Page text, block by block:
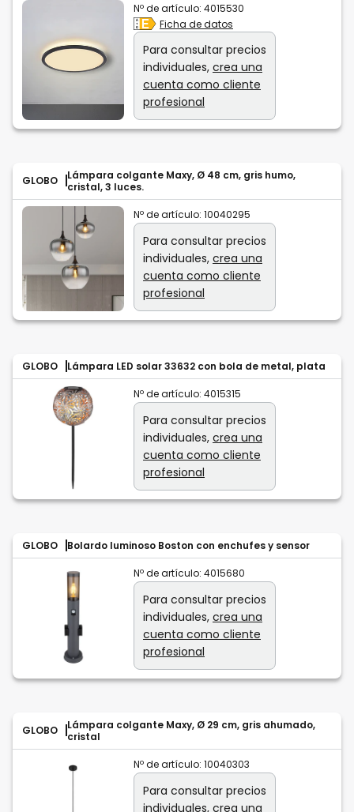
Nº de artículo: 4015530
Ficha de datos
Para consultar precios
individuales, crea una
cuenta como cliente
profesional
GLOBO
Lámpara colgante Maxy, Ø 48 cm, gris humo,
cristal, 3 luces.
Nº de artículo: 10040295
Para consultar precios
individuales, crea una
cuenta como cliente
profesional
GLOBO Lámpara LED solar 33632 con bola de metal, plata
Nº de artículo: 4015315
Para consultar precios
individuales, crea una
cuenta como cliente
profesional
GLOBO Bolardo luminoso Boston con enchufes y sensor
Nº de artículo: 4015680
Para consultar precios
individuales, crea una
cuenta como cliente
profesional
GLOBO
Lámpara colgante Maxy, Ø 29 cm, gris ahumado,
cristal
Nº de artículo: 10040303
Para consultar precios
individuales, crea una